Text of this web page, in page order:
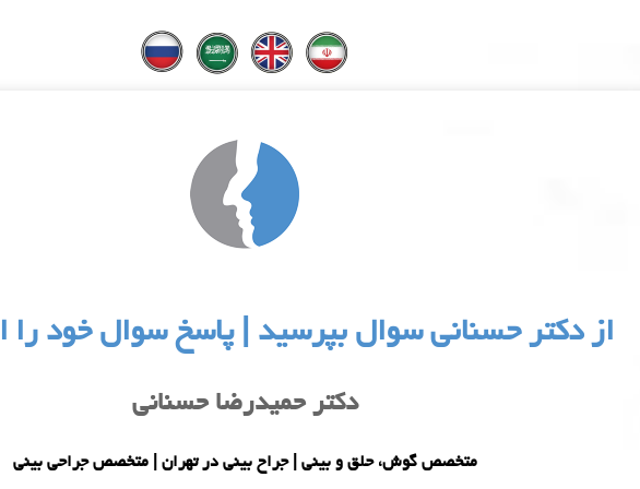
از دکتر حسنانی سوال بپرسید | پاسخ سوال خود را
دکتر حمیدرضا حسنانی
متخصص گوش، حلق و بینی | جراح بینی در تهران | متخصص جراحی بینی